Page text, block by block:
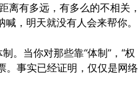
离有多远，有多么的不相关，
，明天就没有人会来帮你。
。当你对那些靠“体制”，“权
。事实已经证明，仅仅是网络